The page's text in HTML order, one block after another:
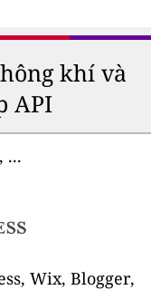
khí và
API
...
Wix, Blogger,